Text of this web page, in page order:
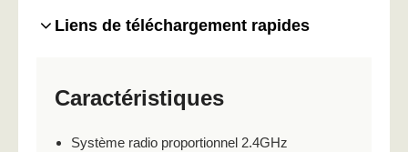
Liens de téléchargement rapides
Caractéristiques
Système radio proportionnel 2.4GHz